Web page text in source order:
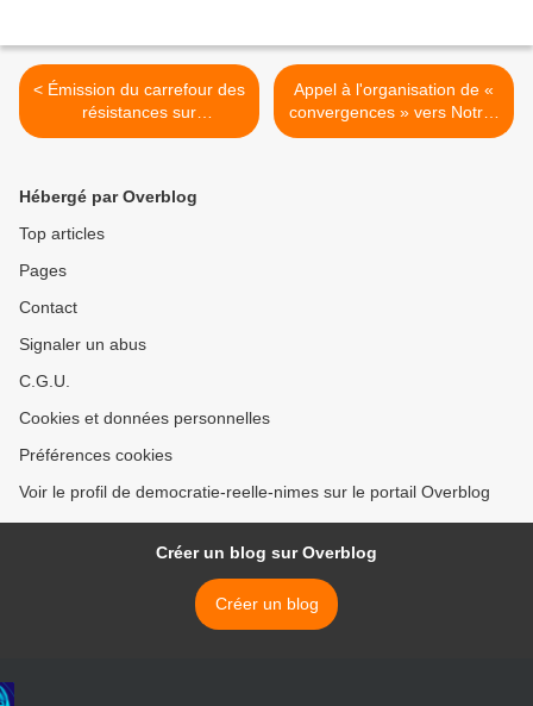
< Émission du carrefour des
résistances sur
Radiosystème du 5 Mars
(zad golfique de Saint
hilaire, violences policières
Appel à l'organisation de «
convergences » vers Notre-
Dame-des-Landes début
Hébergé par Overblog
Top articles
Pages
Contact
Signaler un abus
C.G.U.
Cookies et données personnelles
Préférences cookies
Voir le profil de democratie-reelle-nimes sur le portail Overblog
Créer un blog sur Overblog
Créer un blog